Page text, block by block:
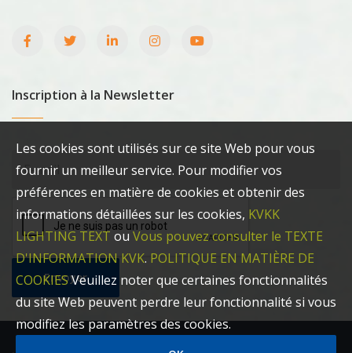
Inscription à la Newsletter
Envoyer
Les cookies sont utilisés sur ce site Web pour vous
fournir un meilleur service. Pour modifier vos
préférences en matière de cookies et obtenir des
informations détaillées sur les cookies, KVKK
LIGHTING TEXT ou Vous pouvez consulter le TEXTE
D'INFORMATION KVK. POLITIQUE EN MATIÈRE DE
COOKIESVeuillez noter que certaines fonctionnalités
du site Web peuvent perdre leur fonctionnalité si vous
modifiez les paramètres des cookies.